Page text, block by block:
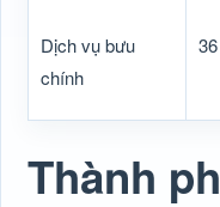
Dịch vụ bưu
chính
Thành